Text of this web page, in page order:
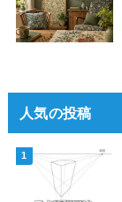
人気の投稿